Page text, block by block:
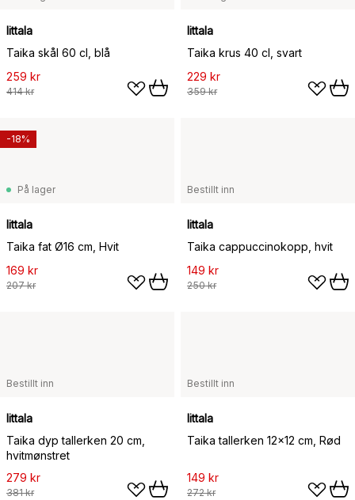
Iittala
Taika skål 60 cl, blå
259 kr
414 kr
Iittala
Taika krus 40 cl, svart
229 kr
359 kr
På lager
Iittala
Taika fat Ø16 cm, Hvit
169 kr
207 kr
-18%
Bestillt inn
Iittala
Taika cappuccinokopp, hvit
149 kr
250 kr
Bestillt inn
Iittala
Taika dyp tallerken 20 cm,
hvitmønstret
279 kr
381 kr
Bestillt inn
Iittala
Taika tallerken 12x12 cm, Rød
149 kr
272 kr